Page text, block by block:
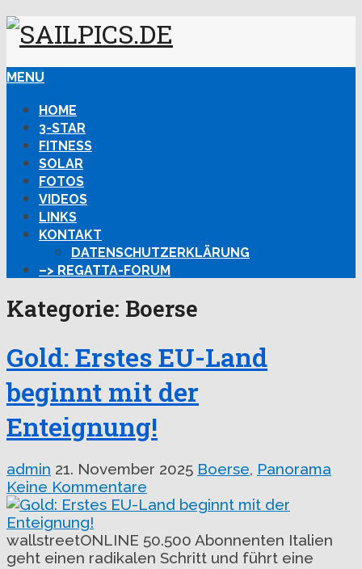
MENU
HOME
3-STAR
FITNESS
SOLAR
FOTOS
VIDEOS
LINKS
KONTAKT
DATENSCHUTZERKLÄRUNG
–> REGATTA-FORUM
Kategorie: Boerse
Gold: Erstes EU-Land
beginnt mit der
Enteignung!
admin 21. November 2025 Boerse, Panorama
Keine Kommentare
wallstreetONLINE 50.500 Abonnenten Italien
geht einen radikalen Schritt und führt eine